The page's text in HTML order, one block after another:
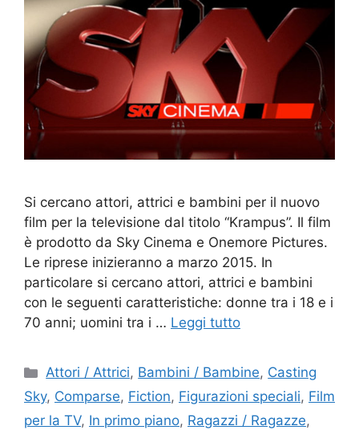
Si cercano attori, attrici e bambini per il nuovo
film per la televisione dal titolo “Krampus”. Il film
è prodotto da Sky Cinema e Onemore Pictures.
Le riprese inizieranno a marzo 2015. In
particolare si cercano attori, attrici e bambini
con le seguenti caratteristiche: donne tra i 18 e i
70 anni; uomini tra i … Leggi tutto
Categorie
Attori / Attrici, Bambini / Bambine, Casting
Sky, Comparse, Fiction, Figurazioni speciali, Film
per la TV, In primo piano, Ragazzi / Ragazze,